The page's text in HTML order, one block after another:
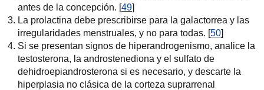
antes de la concepción. [49]
La prolactina debe prescribirse para la galactorrea y las
irregularidades menstruales, y no para todas. [50]
Si se presentan signos de hiperandrogenismo, analice la
testosterona, la androstenediona y el sulfato de
dehidroepiandrosterona si es necesario, y descarte la
hiperplasia no clásica de la corteza suprarrenal